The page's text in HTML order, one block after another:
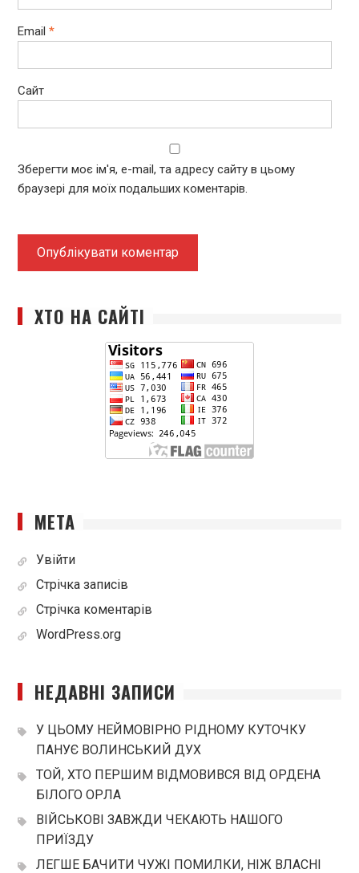
Email *
Сайт
Зберегти моє ім'я, e-mail, та адресу сайту в цьому
браузері для моїх подальших коментарів.
ХТО НА САЙТІ
МЕТА
Увійти
Стрічка записів
Стрічка коментарів
WordPress.org
НЕДАВНІ ЗАПИСИ
У ЦЬОМУ НЕЙМОВІРНО РІДНОМУ КУТОЧКУ
ПАНУЄ ВОЛИНСЬКИЙ ДУХ
ТОЙ, ХТО ПЕРШИМ ВІДМОВИВСЯ ВІД ОРДЕНА
БІЛОГО ОРЛА
ВІЙСЬКОВІ ЗАВЖДИ ЧЕКАЮТЬ НАШОГО
ПРИЇЗДУ
ЛЕГШЕ БАЧИТИ ЧУЖІ ПОМИЛКИ, НІЖ ВЛАСНІ